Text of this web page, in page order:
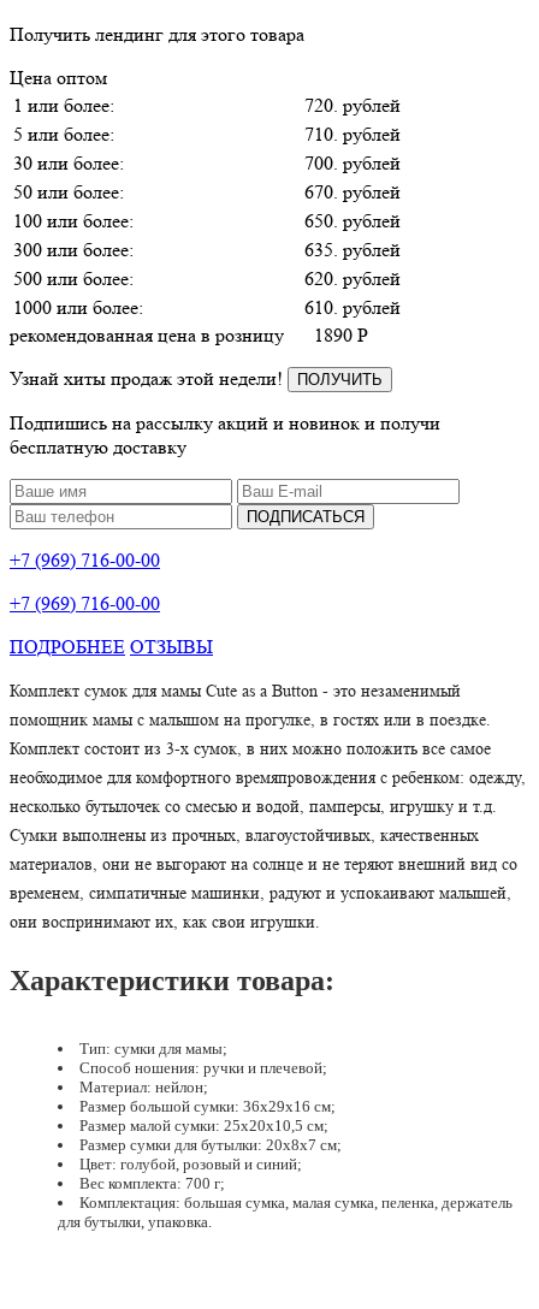
Получить лендинг для этого товара
Цена оптом
1 или более:
720. рублей
5 или более:
710. рублей
30 или более:
700. рублей
50 или более:
670. рублей
100 или более:
650. рублей
300 или более:
635. рублей
500 или более:
620. рублей
1000 или более:
610. рублей
рекомендованная цена в розницу
1890 P
Узнай хиты продаж этой недели!
ПОЛУЧИТЬ
Подпишись на рассылку акций и новинок и получи
бесплатную доставку
ПОДПИСАТЬСЯ
+7 (969) 716-00-00
+7 (969) 716-00-00
ПОДРОБНЕЕ ОТЗЫВЫ
Комплект сумок для мамы Cute as a Button - это незаменимый
помощник мамы с малышом на прогулке, в гостях или в поездке.
Комплект состоит из 3-х сумок, в них можно положить все самое
необходимое для комфортного времяпровождения с ребенком: одежду,
несколько бутылочек со смесью и водой, памперсы, игрушку и т.д.
Сумки выполнены из прочных, влагоустойчивых, качественных
материалов, они не выгорают на солнце и не теряют внешний вид со
временем, симпатичные машинки, радуют и успокаивают малышей,
они воспринимают их, как свои игрушки.
Характеристики товара:
Тип: сумки для мамы;
Способ ношения: ручки и плечевой;
Материал: нейлон;
Размер большой сумки: 36х29х16 см;
Размер малой сумки: 25х20х10,5 см;
Размер сумки для бутылки: 20х8х7 см;
Цвет: голубой, розовый и синий;
Вес комплекта: 700 г;
Комплектация: большая сумка, малая сумка, пеленка, держатель
для бутылки, упаковка.